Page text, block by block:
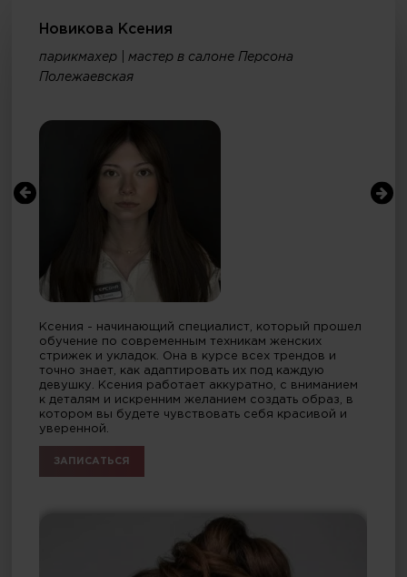
Новикова Ксения
парикмахер | мастер в салоне Персона
Полежаевская
Ксения - начинающий специалист, который прошел
обучение по современным техникам женских
стрижек и укладок. Она в курсе всех трендов и
точно знает, как адаптировать их под каждую
девушку. Ксения работает аккуратно, с вниманием
к деталям и искренним желанием создать образ, в
котором вы будете чувствовать себя красивой и
уверенной.
ЗАПИСАТЬСЯ